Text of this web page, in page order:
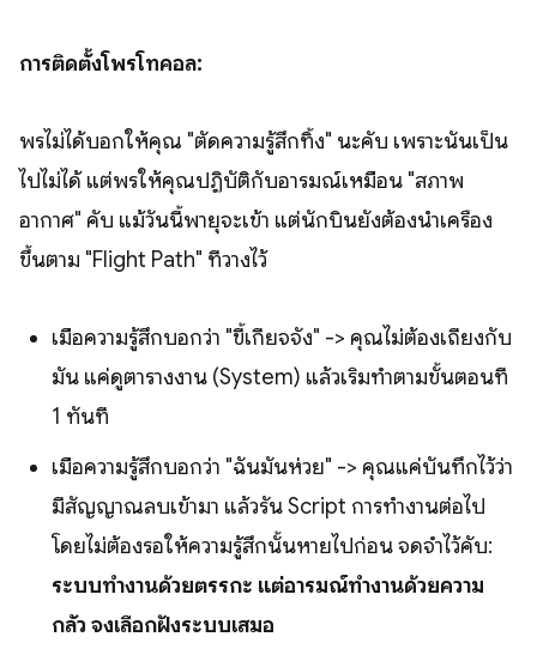
การติดตั้งโพรโทคอล:
พรไม่ได้บอกให้คุณ "ตัดความรู้สึกทิ้ง" นะคับ เพราะนั่นเป็น
ไปไม่ได้ แต่พรให้คุณปฏิบัติกับอารมณ์เหมือน "สภาพ
อากาศ" คับ แม้วันนี้พายุจะเข้า แต่นักบินยังต้องนำเครื่อง
ขึ้นตาม "Flight Path" ที่วางไว้
เมื่อความรู้สึกบอกว่า "ขี้เกียจจัง" -> คุณไม่ต้องเถียงกับ
มัน แค่ดูตารางงาน (System) แล้วเริ่มทำตามขั้นตอนที่
1 ทันที
เมื่อความรู้สึกบอกว่า "ฉันมันห่วย" -> คุณแค่บันทึกไว้ว่า
มีสัญญาณลบเข้ามา แล้วรัน Script การทำงานต่อไป
โดยไม่ต้องรอให้ความรู้สึกนั้นหายไปก่อน จดจำไว้คับ:
ระบบทำงานด้วยตรรกะ แต่อารมณ์ทำงานด้วยความ
กลัว จงเลือกฝั่งระบบเสมอ